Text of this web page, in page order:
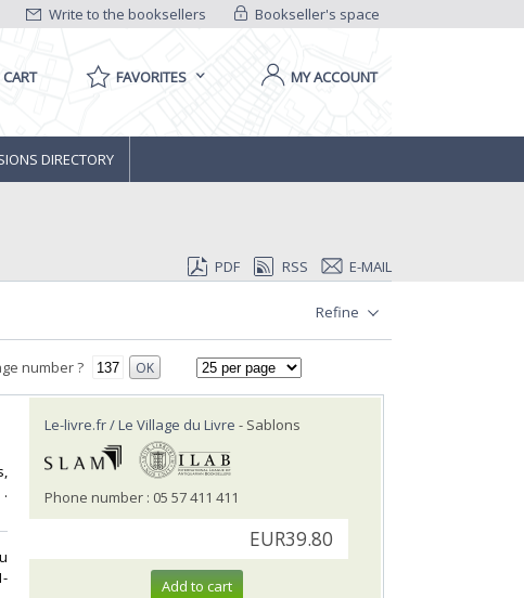
Bookseller's space
Write to the booksellers
CART FAVORITES MY ACCOUNT
DIRECTORY
PDF RSS E-MAIL
Refine
number ? OK
Le-livre.fr / Le Village du Livre - Sablons
Phone number : 05 57 411 411
EUR39.80
Add to cart